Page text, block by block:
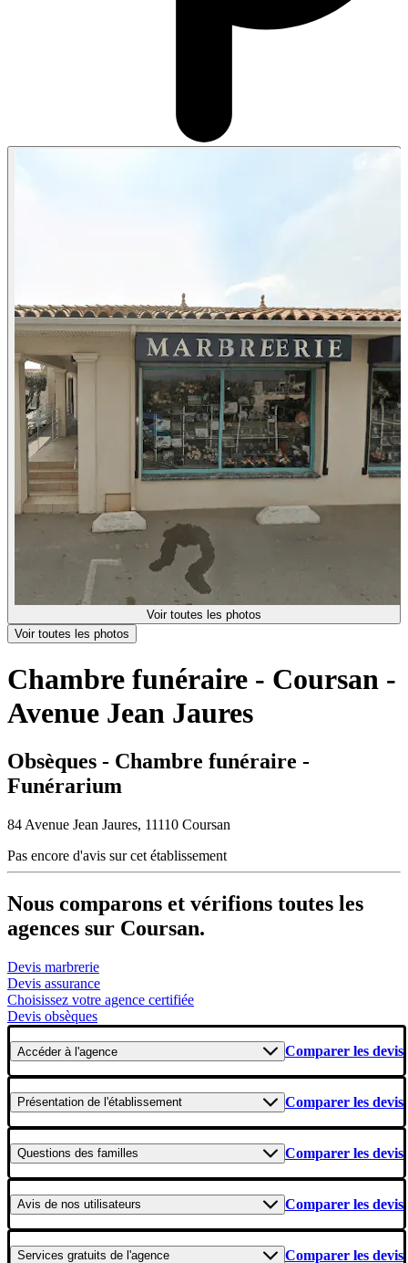
Voir toutes les photos
Voir toutes les photos
Chambre funéraire - Coursan -
Avenue Jean Jaures
Obsèques - Chambre funéraire -
Funérarium
84 Avenue Jean Jaures, 11110 Coursan
Pas encore d'avis sur cet établissement
Nous comparons et vérifions toutes les
agences sur Coursan.
Devis marbrerie
Devis assurance
Choisissez votre agence certifiée
Devis obsèques
Accéderà l'agence Comparer les devis
Présentation de l'établissement Comparer les devis
Questions des familles Comparer les devis
Avis de nos utilisateurs Comparer les devis
Services gratuits de l'agence Comparer les devis